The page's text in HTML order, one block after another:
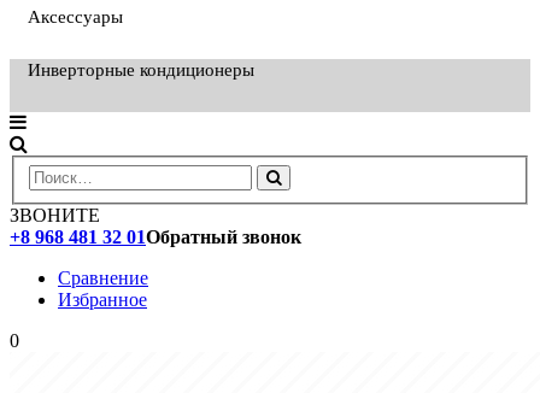
Аксессуары
Инверторные кондиционеры
ЗВОНИТЕ
+8 968 481 32 01Обратный звонок
Сравнение
Избранное
0